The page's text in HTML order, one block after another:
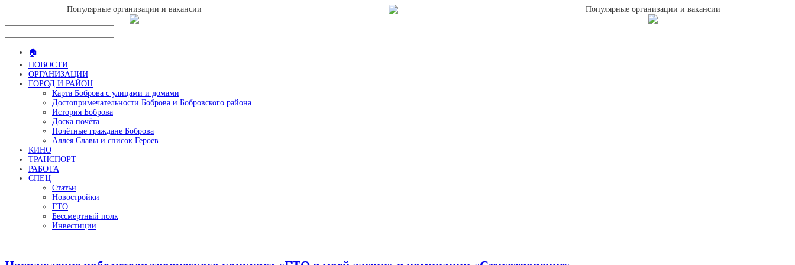
Популярные организации и вакансии Популярные организации и вакансии
🏠
НОВОСТИ
ОРГАНИЗАЦИИ
ГОРОД И РАЙОН
Карта Боброва с улицами и домами
Достопримечательности Боброва и Бобровского района
История Боброва
Доска почёта
Почётные граждане Боброва
Аллея Славы и список Героев
КИНО
ТРАНСПОРТ
РАБОТА
СПЕЦ
Статьи
Новостройки
ГТО
Бессмертный полк
Инвестиции